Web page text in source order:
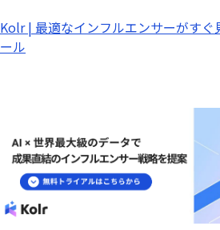
Kolr | 最適なインフルエンサーがすぐ
ール